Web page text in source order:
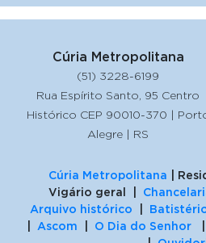
Cúria Metropolitana
(51) 3228-6199
Rua Espírito Santo, 95 Centro
Histórico CEP 90010-370 |
Alegre | RS
Cúria Metropolitana |
Vigário geral |
Arquivo histórico
Ascom O Dia do Senhor